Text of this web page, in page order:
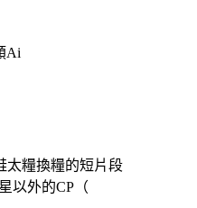
Ai
太糧換糧的短片段
以外的CP（